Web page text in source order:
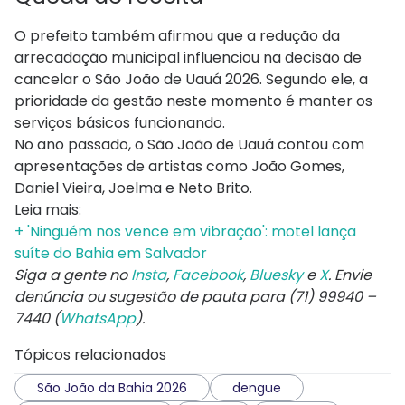
O prefeito também afirmou que a redução da
arrecadação municipal influenciou na decisão de
cancelar o São João de Uauá 2026. Segundo ele, a
prioridade da gestão neste momento é manter os
serviços básicos funcionando.
No ano passado, o São João de Uauá contou com
apresentações de artistas como João Gomes,
Daniel Vieira, Joelma e Neto Brito.
Leia mais:
+ 'Ninguém nos vence em vibração': motel lança
suíte do Bahia em Salvador
Siga a gente noInsta, Facebook, BlueskyeX. Envie
denúncia ou sugestão de pauta para (71) 99940 –
7440 (WhatsApp).
Tópicos relacionados
São João da Bahia 2026
dengue